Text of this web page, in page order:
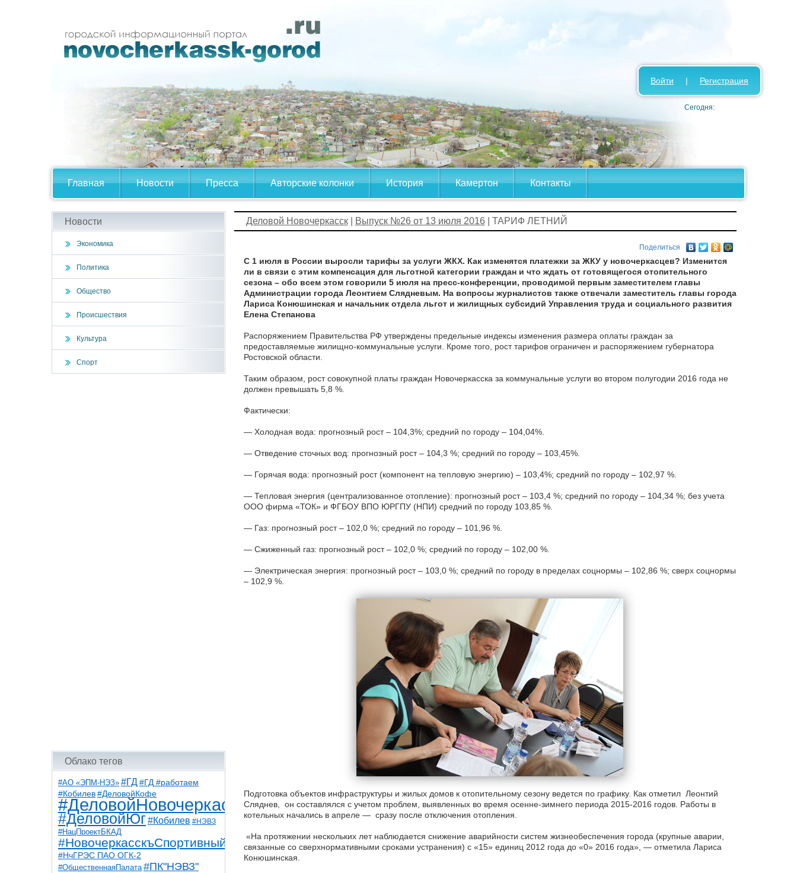
Главная Новости Пресса Авторские колонки История Камертон Контакты
Войти | Регистрация
Сегодня:
Новости
Экономика
Политика
Общество
Происшествия
Культура
Спорт
Облако тегов
#АО «ЭПМ-НЭЗ» #ГД #ГД #работаем
#Кобилев #ДеловойКофе
#ДеловойНовочеркасск
#ДеловойЮг#Кобилев #НЭВЗ
#НацПроектБКАД
#НовочеркасскъСпортивный
#НчГРЭС ПАО ОГК-2
#ОбщественнаяПалата #ПК"НЭВЗ"
Деловой Новочеркасск| Выпуск №26 от 13 июля 2016| ТАРИФ ЛЕТНИЙ
Поделиться
С 1 июля в России выросли тарифы за услуги ЖКХ. Как изменятся платежки за ЖКУ у новочеркасцев? Изменится
ли в связи с этим компенсация для льготной категории граждан и что ждать от готовящегося отопительного
сезона – обо всем этом говорили 5 июля на пресс-конференции, проводимой первым заместителем главы
Администрации города Леонтием Слядневым. На вопросы журналистов также отвечали заместитель главы города
Лариса Конюшинская и начальник отдела льгот и жилищных субсидий Управления труда и социального развития
Елена Степанова
Распоряжением Правительства РФ утверждены предельные индексы изменения размера оплаты граждан за
предоставляемые жилищно-коммунальные услуги. Кроме того, рост тарифов ограничен и распоряжением губернатора
Ростовской области.
Таким образом, рост совокупной платы граждан Новочеркасска за коммунальные услуги во втором полугодии 2016 года не
должен превышать 5,8 %.
Фактически:
— Холодная вода: прогнозный рост – 104,3%; средний по городу – 104,04%.
— Отведение сточных вод: прогнозный рост – 104,3 %; средний по городу – 103,45%.
— Горячая вода: прогнозный рост (компонент на тепловую энергию) – 103,4%; средний по городу – 102,97 %.
— Тепловая энергия (централизованное отопление): прогнозный рост – 103,4 %; средний по городу – 104,34 %; без учета
ООО фирма «ТОК» и ФГБОУ ВПО ЮРГПУ (НПИ) средний по городу 103,85 %.
— Газ: прогнозный рост – 102,0 %; средний по городу – 101,96 %.
— Сжиженный газ: прогнозный рост – 102,0 %; средний по городу – 102,00 %.
— Электрическая энергия: прогнозный рост – 103,0 %; средний по городу в пределах соцнормы – 102,86 %; сверх соцнормы
– 102,9 %.
Подготовка объектов инфраструктуры и жилых домов к отопительному сезону ведется по графику. Как отметил Леонтий
Сляднев, он составлялся с учетом проблем, выявленных во время осенне-зимнего периода 2015-2016 годов. Работы в
котельных начались в апреле — сразу после отключения отопления.
«На протяжении нескольких лет наблюдается снижение аварийности систем жизнеобеспечения города (крупные аварии,
связанные со сверхнормативными сроками устранения) с «15» единиц 2012 года до «0» 2016 года», — отметила Лариса
Конюшинская.